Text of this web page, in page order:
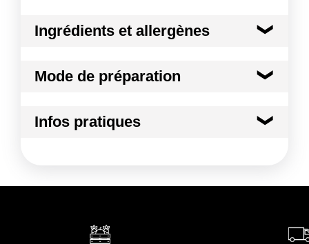
Ingrédients et allergènes
100% BŒUF Morceau d'origine : Dessus de palette
Conformément aux informations transmises
Mode de préparation
catégorie - Pièce à griller ou à poêler, très
Infos pratiques
Conditions de stockage après ouverture :A
Conformément aux informations transmises